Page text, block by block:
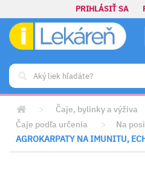
PRIHLÁSIŤ SA
> Čaje, bylinky a výživa
Čaje podľa určenia
> Na
AGROKARPATY NA IMUNITU,